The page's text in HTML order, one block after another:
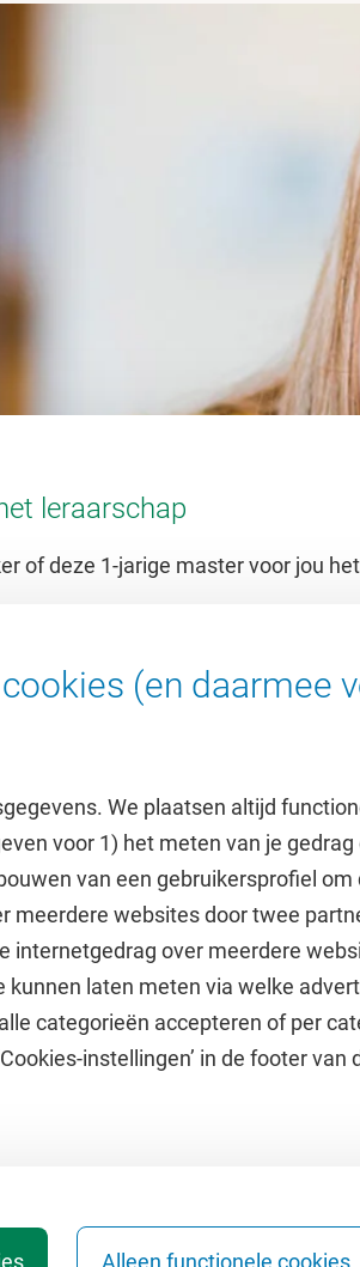
leraarschap
of deze 1-jarige master voor jou het
(en daarmee
We plaatsen altijd
voor 1) het meten van je
van een gebruikersprofiel
meerdere websites door twee
internetgedrag over meerdere
laten meten via welke
categorieën accepteren of per
instellingen’ in de footer van
Alleen functionele cookies
Uitgelicht
Doneer aan het VUfonds
VU Magazine